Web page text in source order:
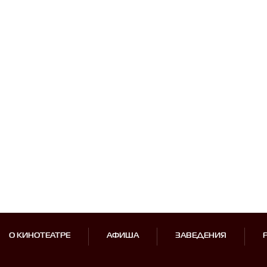
О КИНОТЕАТРЕ АФИША ЗАВЕДЕНИЯ